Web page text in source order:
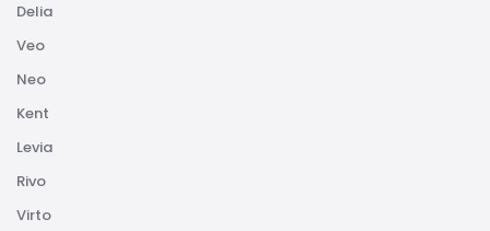
Delia
Veo
Neo
Kent
Levia
Rivo
Virto